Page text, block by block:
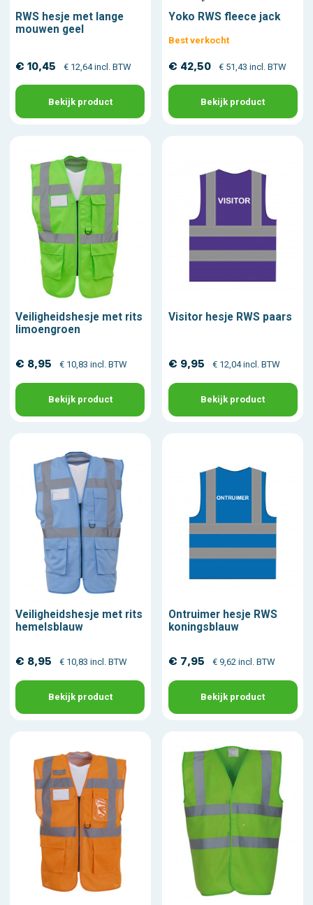
RWS hesje met lange
mouwen geel
€ 10,45 € 12,64 incl. BTW
Bekijk product
Yoko RWS fleece jack
Best verkocht
€ 42,50 € 51,43 incl. BTW
Bekijk product
Veiligheidshesje met rits
limoengroen
€ 8,95 € 10,83 incl. BTW
Bekijk product
Visitor hesje RWS paars
€ 9,95 € 12,04 incl. BTW
Bekijk product
Veiligheidshesje met rits
hemelsblauw
€ 8,95 € 10,83 incl. BTW
Bekijk product
Ontruimer hesje RWS
koningsblauw
€ 7,95 € 9,62 incl. BTW
Bekijk product